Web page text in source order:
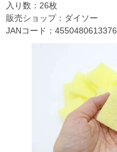
入り数：26枚
販売ショップ：ダイソー
JANコード：4550480613376